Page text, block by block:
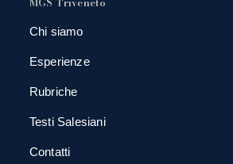
Chi siamo
Esperienze
Rubriche
Testi Salesiani
Contatti